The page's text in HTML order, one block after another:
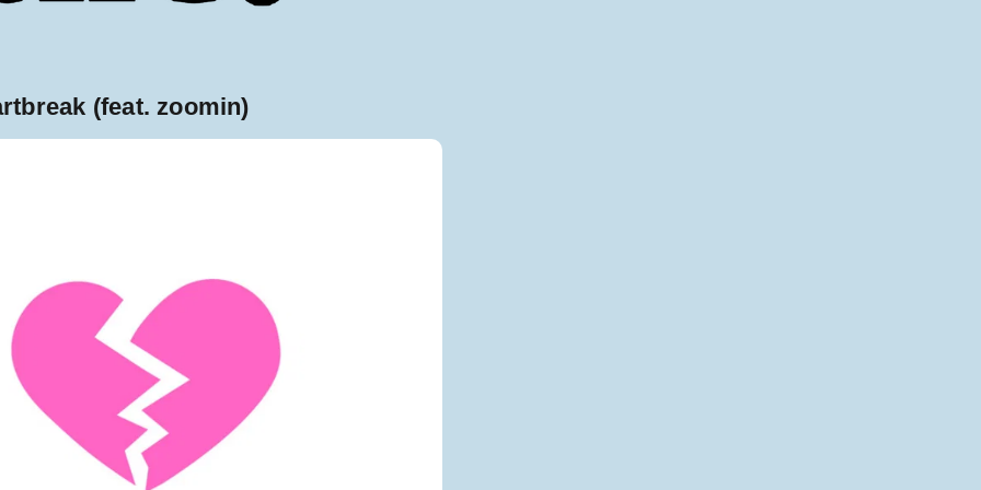
(feat. zoomin)